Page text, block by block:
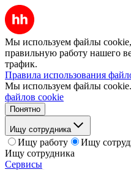
Мы используем файлы
правильную работу нашего
трафик.
Правила использования
Мы используем файлы cookie.
файлов cookie
Понятно
Ищу сотрудника
Ищу работу
Ищу
Ищу сотрудника
Сервисы